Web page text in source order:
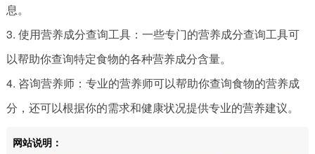
息。
3. 使用营养成分查询工具：一些专门的营养成分查询工具可
以帮助你查询特定食物的各种营养成分含量。
4. 咨询营养师：专业的营养师可以帮助你查询食物的营养成
分，还可以根据你的需求和健康状况提供专业的营养建议。
网站说明：